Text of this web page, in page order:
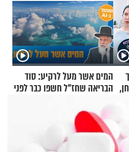
המים אשר מעל לרקיע: סוד
הבריאה שחז"ל חשפו כבר לפני